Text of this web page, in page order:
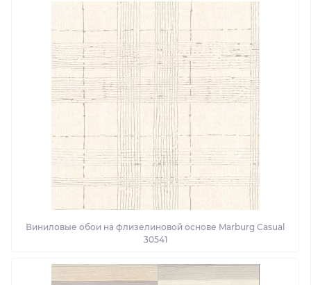
Виниловые обои на флизелиновой основе Marburg Casual
30541